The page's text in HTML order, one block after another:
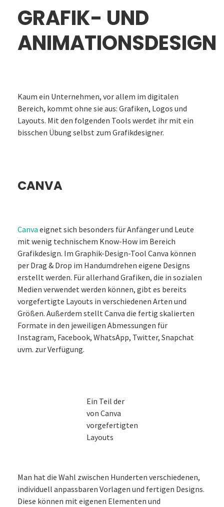
GRAFIK- UND
ANIMATIONSDESIGN
Kaum ein Unternehmen, vor allem im digitalen
Bereich, kommt ohne sie aus: Grafiken, Logos und
Layouts. Mit den folgenden Tools werdet ihr mit ein
bisschen Übung selbst zum Grafikdesigner.
CANVA
Canva eignet sich besonders für Anfänger und Leute
mit wenig technischem Know-How im Bereich
Grafikdesign. Im Graphik-Design-Tool Canva können
per Drag & Drop im Handumdrehen eigene Designs
erstellt werden. Für allerhand Grafiken, die in sozialen
Medien verwendet werden können, gibt es bereits
vorgefertigte Layouts in verschiedenen Arten und
Größen. Außerdem stellt Canva die fertig skalierten
Formate in den jeweiligen Abmessungen für
Instagram, Facebook, WhatsApp, Twitter, Snapchat
uvm. zur Verfügung.
Ein Teil der
von Canva
vorgefertigten
Layouts
Man hat die Wahl zwischen Hunderten verschiedenen,
individuell anpassbaren Vorlagen und fertigen Designs.
Diese können mit eigenen Elementen und